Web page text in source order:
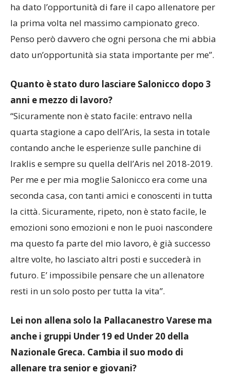
ha dato l’opportunità di fare il capo allenatore per
la prima volta nel massimo campionato greco.
Penso però davvero che ogni persona che mi abbia
dato un’opportunità sia stata importante per me”.
Quanto è stato duro lasciare Salonicco dopo 3
anni e mezzo di lavoro?
“Sicuramente non è stato facile: entravo nella
quarta stagione a capo dell’Aris, la sesta in totale
contando anche le esperienze sulle panchine di
Iraklis e sempre su quella dell’Aris nel 2018-2019.
Per me e per mia moglie Salonicco era come una
seconda casa, con tanti amici e conoscenti in tutta
la città. Sicuramente, ripeto, non è stato facile, le
emozioni sono emozioni e non le puoi nascondere
ma questo fa parte del mio lavoro, è già successo
altre volte, ho lasciato altri posti e succederà in
futuro. E’ impossibile pensare che un allenatore
resti in un solo posto per tutta la vita”.
Lei non allena solo la Pallacanestro Varese ma
anche i gruppi Under 19 ed Under 20 della
Nazionale Greca. Cambia il suo modo di
allenare tra senior e giovani?